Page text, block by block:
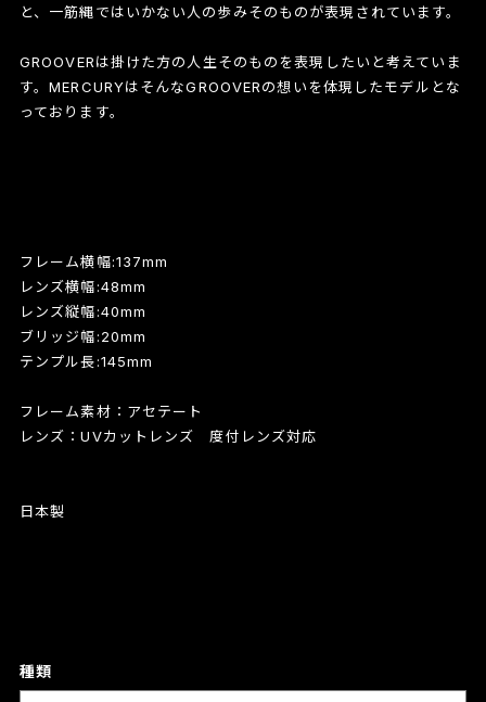
と、一筋縄ではいかない人の歩みそのものが表現されています。
GROOVERは掛けた方の人生そのものを表現したいと考えていま
す。MERCURYはそんなGROOVERの想いを体現したモデルとな
っております。
フレーム横幅:137mm
レンズ横幅:48mm
レンズ縦幅:40mm
ブリッジ幅:20mm
テンプル長:145mm
フレーム素材：アセテート
レンズ：UVカットレンズ 度付レンズ対応
日本製
種類